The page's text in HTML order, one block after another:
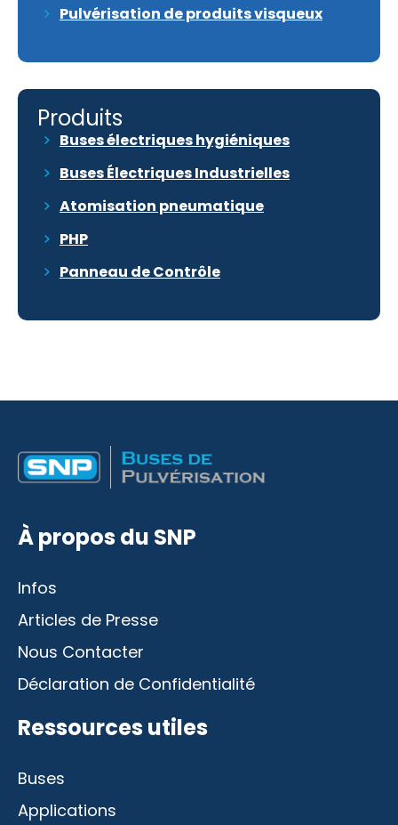
Pulvérisation de produits visqueux
Produits
Buses électriques hygiéniques
Buses Électriques Industrielles
Atomisation pneumatique
PHP
Panneau de Contrôle
À propos du SNP
Infos
Articles de Presse
Nous Contacter
Déclaration de Confidentialité
Ressources utiles
Buses
Applications